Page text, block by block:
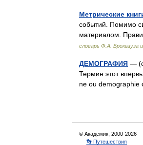
Метрические
событий. Помимо
материалом.
словарь Ф.А. Брокгауза
ДЕМОГРАФИЯ —
Термин этот
ne ou
© Академик, 2000-2026
👣 Путешествия